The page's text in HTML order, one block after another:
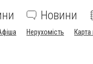
Новини
Нерухомість Карта